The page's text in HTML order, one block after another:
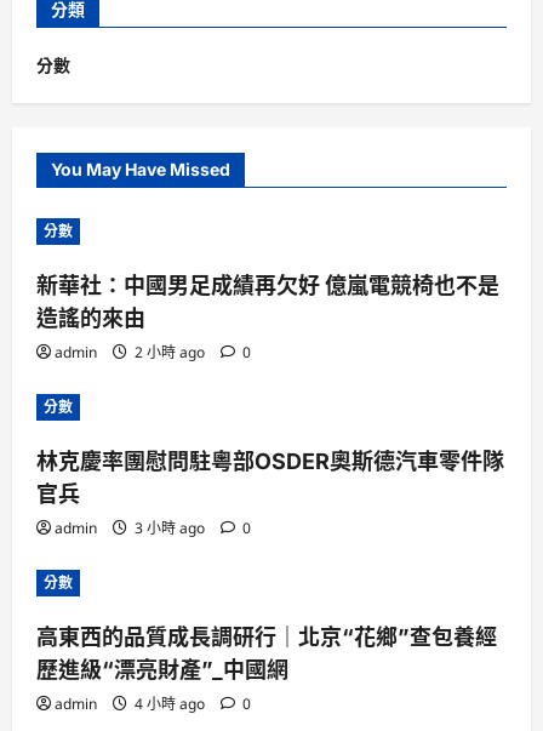
分類
分數
You May Have Missed
分數
新華社：中國男足成績再欠好 億嵐電競椅也不是
造謠的來由
admin 2 小時 ago 0
分數
林克慶率團慰問駐粵部OSDER奧斯德汽車零件隊
官兵
admin 3 小時 ago 0
分數
高東西的品質成長調研行｜北京“花鄉”查包養經
歷進級“漂亮財產”_中國網
admin 4 小時 ago 0